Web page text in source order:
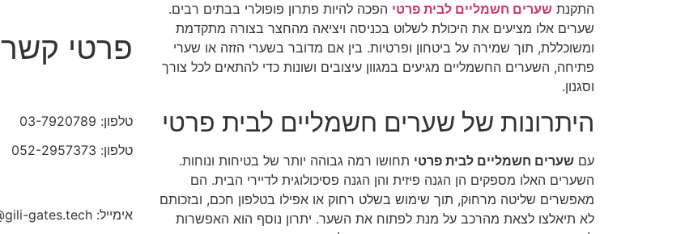
התקנת שערים חשמליים לבית פרטי הפכה להיות פתרון פופולרי בבתים רבים.
שערים אלו מציעים את היכולת לשלוט בכניסה ויציאה מהחצר בצורה מתקדמת
ומשוכללת, תוך שמירה על ביטחון ופרטיות. בין אם מדובר בשערי הזזה או שערי
פתיחה, השערים החשמליים מגיעים במגוון עיצובים ושונות כדי להתאים לכל צורך
וסגנון.
היתרונות של שערים חשמליים לבית פרטי
עם שערים חשמליים לבית פרטי תחושו רמה גבוהה יותר של בטיחות ונוחות.
השערים האלו מספקים הן הגנה פיזית והן הגנה פסיכולוגית לדיירי הבית. הם
מאפשרים שליטה מרחוק, תוך שימוש בשלט רחוק או אפילו בטלפון חכם, ובזכותם
לא תיאלצו לצאת מהרכב על מנת לפתוח את השער. יתרון נוסף הוא האפשרות
פרטי קשר
טלפון: 03-7920789
טלפון: 052-2957373
אימייל: gili@gili-gates.tech